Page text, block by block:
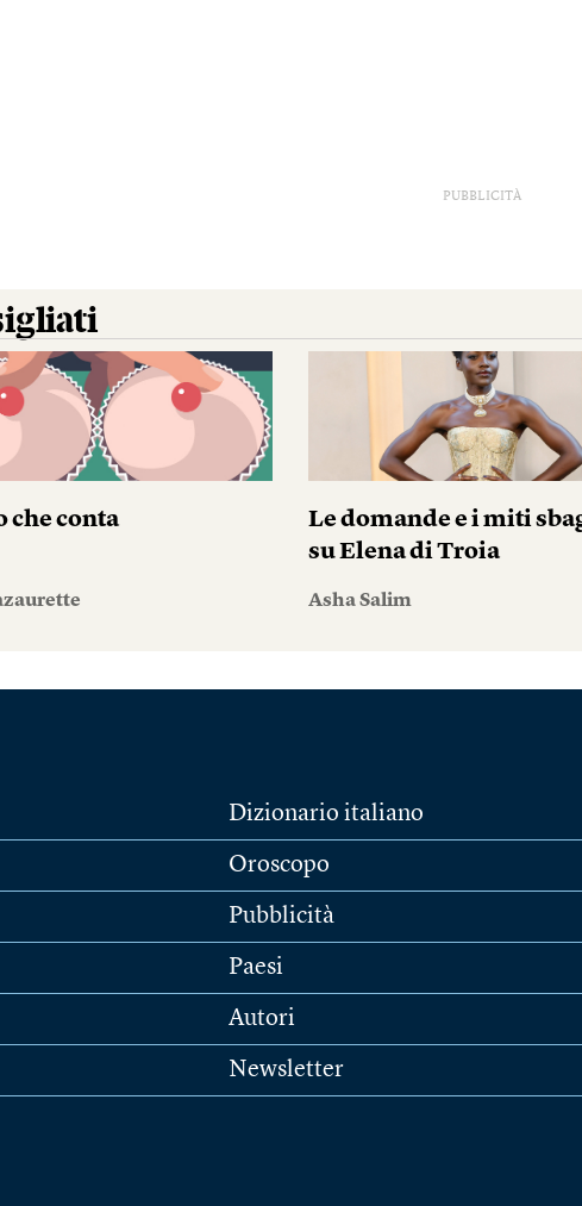
PUBBLICITÀ
che conta
Le domande e i miti
su Elena di Troia
Asha Salim
Dizionario italiano
Oroscopo
Pubblicità
Paesi
Autori
Newsletter